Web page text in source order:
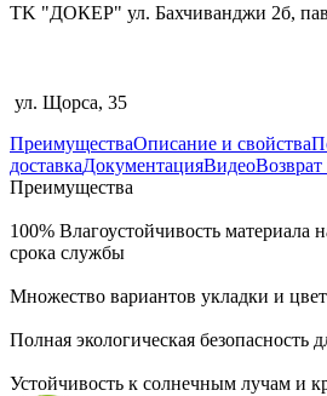
TK "ДОКЕР" ул. Бахчиванджи 2б,
ул. Щорса, 35
ПреимуществаОписание и свойства
доставкаДокументацияВидео
Преимущества
100% Влагоустойчивость материала
срока службы
Множество вариантов укладки и
Полная экологическая
Устойчивость к солнечным лучам и